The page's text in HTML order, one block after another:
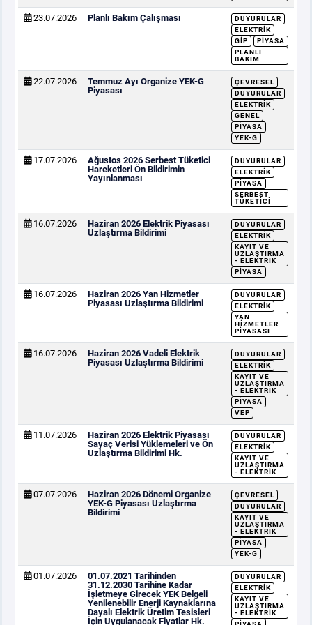
23.07.2026 Planlı Bakım Çalışması
DUYURULAR
ELEKTRIK
GİP
PIYASA
PLANLI
BAKIM
22.07.2026
Temmuz Ayı Organize YEK-G
Piyasası
ÇEVRESEL
DUYURULAR
ELEKTRIK
GENEL
PIYASA
YEK-G
17.07.2026
Ağustos 2026 Serbest Tüketici
Hareketleri Ön Bildirimin
Yayınlanması
DUYURULAR
ELEKTRIK
PIYASA
SERBEST
TÜKETICI
16.07.2026
Haziran 2026 Elektrik Piyasası
Uzlaştırma Bildirimi
DUYURULAR
ELEKTRIK
KAYIT VE
UZLAŞTIRMA
- ELEKTRIK
PIYASA
16.07.2026
Haziran 2026 Yan Hizmetler
Piyasası Uzlaştırma Bildirimi
DUYURULAR
ELEKTRIK
YAN
HIZMETLER
PIYASASI
16.07.2026
Haziran 2026 Vadeli Elektrik
Piyasası Uzlaştırma Bildirimi
DUYURULAR
ELEKTRIK
KAYIT VE
UZLAŞTIRMA
- ELEKTRIK
PIYASA
VEP
11.07.2026
Haziran 2026 Elektrik Piyasası
Sayaç Verisi Yüklemeleri ve Ön
Uzlaştırma Bildirimi Hk.
DUYURULAR
ELEKTRIK
KAYIT VE
UZLAŞTIRMA
- ELEKTRIK
07.07.2026
Haziran 2026 Dönemi Organize
YEK-G Piyasası Uzlaştırma
Bildirimi
ÇEVRESEL
DUYURULAR
KAYIT VE
UZLAŞTIRMA
- ELEKTRIK
PIYASA
YEK-G
01.07.2026
01.07.2021 Tarihinden
31.12.2030 Tarihine Kadar
İşletmeye Girecek YEK Belgeli
Yenilenebilir Enerji Kaynaklarına
Dayalı Elektrik Üretim Tesisleri
İçin Uygulanacak Fiyatlar Hk.
DUYURULAR
ELEKTRIK
KAYIT VE
UZLAŞTIRMA
- ELEKTRIK